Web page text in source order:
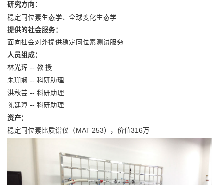
研究方向：
稳定同位素生态学、全球变化生态学
提供的社会服务：
面向社会对外提供稳定同位素测试服务
人员组成：
林光辉 -- 教 授
朱珊娴 -- 科研助理
洪秋芸 -- 科研助理
陈建璋 -- 科研助理
资产：
稳定同位素比质谱仪（MAT 253），价值316万